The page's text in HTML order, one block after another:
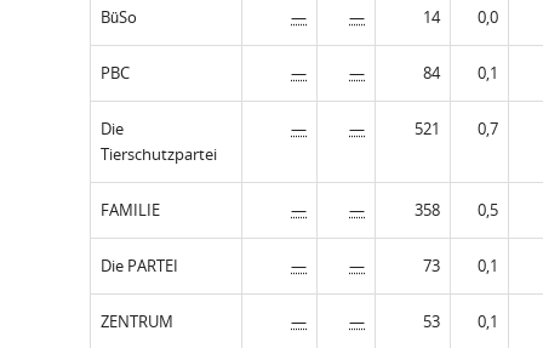
BüSo — — 14 0,0
PBC — — 84 0,1
Die
Tierschutzpartei
— — 521 0,7
FAMILIE — — 358 0,5
Die PARTEI — — 73 0,1
ZENTRUM — — 53 0,1